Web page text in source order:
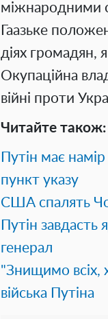
міжнародними
Гаазьке
діях громадян,
Окупаційна
війні проти
Читайте також:
Путін має
пункт указу
США спалять
Путін
генерал
"Знищимо всіх,
війська Путіна